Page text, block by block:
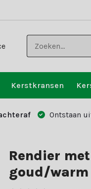
Kerstkransen
Ontstaan
Rendier
goud/